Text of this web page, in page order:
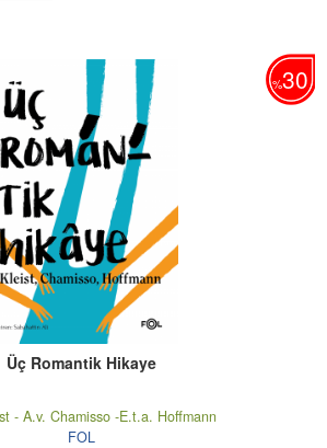
%30
Üç Romantik Hikaye
- A.v. Chamisso -E.t.a. Hoffmann
FOL